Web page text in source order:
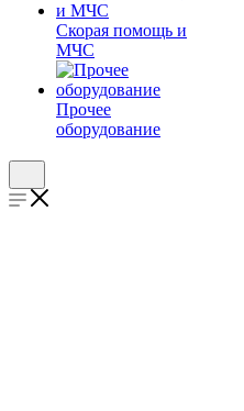
Скорая помощь и
МЧС
Прочее
оборудование